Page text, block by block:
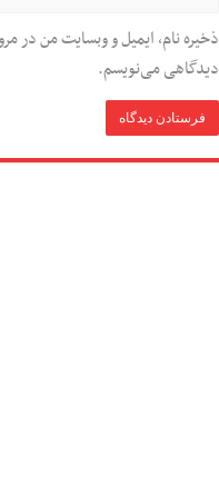
ذخیره نام، ایمیل و وبسایت من در
دیدگاهی می‌نویسم.